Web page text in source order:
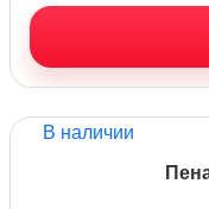
В наличии